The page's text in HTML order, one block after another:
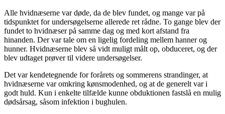
Alle hvidnæserne var døde, da de blev fundet, og mange var på
tidspunktet for undersøgelserne allerede ret rådne. To gange blev der
fundet to hvidnæser på samme dag og med kort afstand fra
hinanden. Der var tale om en ligelig fordeling mellem hanner og
hunner. Hvidnæserne blev så vidt muligt målt op, obduceret, og der
blev udtaget prøver til videre undersøgelser.
Det var kendetegnende for forårets og sommerens strandinger, at
hvidnæserne var omkring kønsmodenhed, og at de generelt var i
godt huld. Kun i enkelte tilfælde kunne obduktionen fastslå en mulig
dødsårsag, såsom infektion i bughulen.